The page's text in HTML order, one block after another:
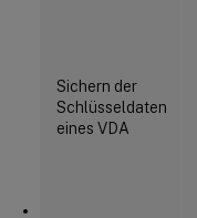
Sichern der
Schlüsseldaten
eines VDA